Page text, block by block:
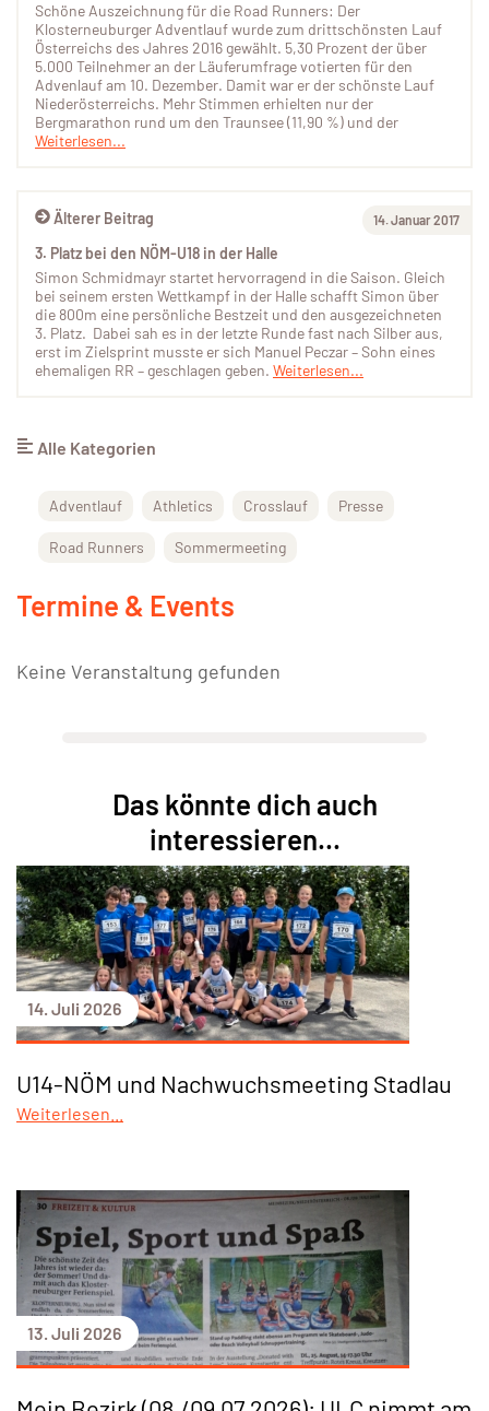
Älterer Beitrag 14. Januar 2017
3. Platz bei den NÖM-U18 in der Halle
Simon Schmidmayr startet hervorragend in die Saison. Gleich
bei seinem ersten Wettkampf in der Halle schafft Simon über
die 800m eine persönliche Bestzeit und den ausgezeichneten
3. Platz. Dabei sah es in der letzte Runde fast nach Silber aus,
erst im Zielsprint musste er sich Manuel Peczar – Sohn eines
ehemaligen RR – geschlagen geben. Weiterlesen...
Schöne Auszeichnung für die Road Runners: Der
Klosterneuburger Adventlauf wurde zum drittschönsten Lauf
Österreichs des Jahres 2016 gewählt. 5,30 Prozent der über
5.000 Teilnehmer an der Läuferumfrage votierten für den
Advenlauf am 10. Dezember. Damit war er der schönste Lauf
Niederösterreichs. Mehr Stimmen erhielten nur der
Bergmarathon rund um den Traunsee (11,90 %) und der
Weiterlesen...
Alle Kategorien
Adventlauf Athletics Crosslauf Presse
Road Runners Sommermeeting
Termine & Events
Keine Veranstaltung gefunden
Das könnte dich auch
interessieren...
14. Juli 2026
U14-NÖM und Nachwuchsmeeting Stadlau
Weiterlesen...
13. Juli 2026